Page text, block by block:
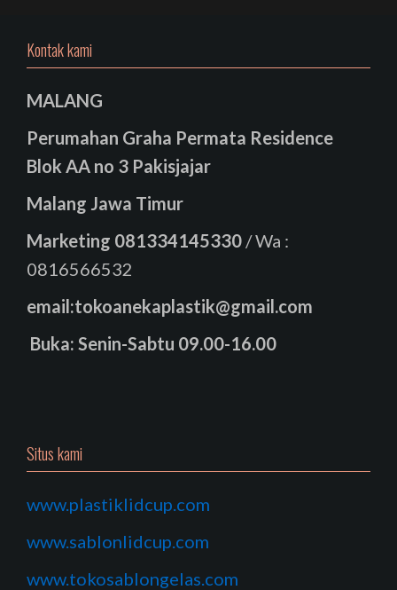
Kontak kami
MALANG
Perumahan Graha Permata Residence
Blok AA no 3 Pakisjajar
Malang Jawa Timur
Marketing 081334145330 / Wa :
0816566532
email:tokoanekaplastik@gmail.com
Buka: Senin-Sabtu 09.00-16.00
Situs kami
www.plastiklidcup.com
www.sablonlidcup.com
www.tokosablongelas.com